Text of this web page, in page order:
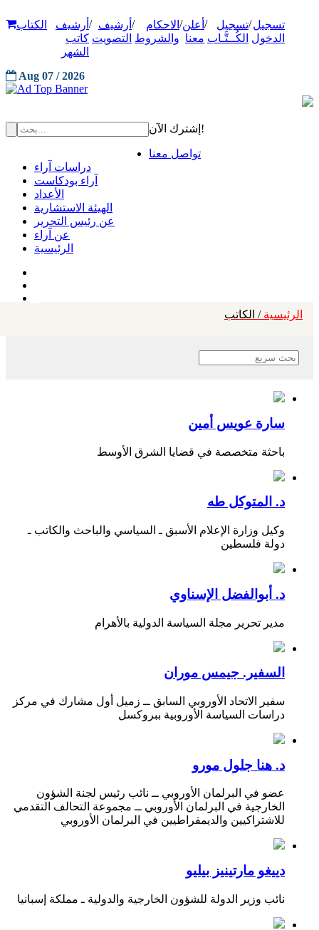
تسجيل
الدخول
/تسجيل
الكُــتَّـاب
/ أعلن
معنا
/ الاحكام
والشروط
/ أرشيف
التصويت
/ أرشيف
كاتب
الشهر
الكتاب
Aug 07 / 2026
إشترك الآن!
تواصل معنا
دراسات آراء
آراء بودكاست
الأعداد
الهيئة الاستشارية
عن رئيس التحرير
عن آراء
الرئيسية
الرئيسية / الكاتب
سارة عويس أمين
باحثة متخصصة في قضايا الشرق الأوسط
د. المتوكل طه
وكيل وزارة الإعلام الأسبق ـ السياسي والباحث والكاتب ـ
دولة فلسطين
د. أبوالفضل الإسناوي
مدير تحرير مجلة السياسة الدولية بالأهرام
السفير. جيمس موران
سفير الاتحاد الأوروبي السابق ــ زميل أول مشارك في مركز
دراسات السياسة الأوروبية ببروكسل
د. هنا جلول مورو
عضو في البرلمان الأوروبي ــ نائب رئيس لجنة الشؤون
الخارجية في البرلمان الأوروبي ــ مجموعة التحالف التقدمي
للاشتراكيين والديمقراطيين في البرلمان الأوروبي
دييغو مارتينيز بيليو
نائب وزير الدولة للشؤون الخارجية والدولية ـ مملكة إسبانيا